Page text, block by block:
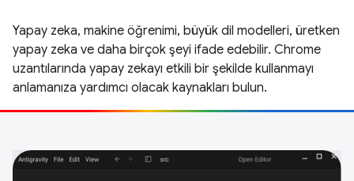
Yapay zeka, makine öğrenimi, büyük dil modelleri, üretken
yapay zeka ve daha birçok şeyi ifade edebilir. Chrome
uzantılarında yapay zekayı etkili bir şekilde kullanmayı
anlamanıza yardımcı olacak kaynakları bulun.